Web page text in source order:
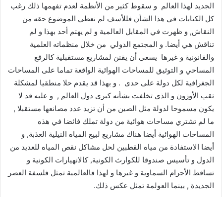
الجديد لهذا العالم و سقوط كثير من الأنظمة لعدم تفهمها ذلك رغب
كل الكتابات في هذا الشأن فللأسف لم نعطي الموضوع حقه من
النقاش, و ظهرت في المقابل العالمية و لم يهتم أحد بهذا و لم
تناقش هي أيضا. و المجتمع الدولي من خلال منظماته العلمية
والقانونية و غيرها يسعى أن يقنن لمشاريع مستقبلية كالرفع
المساحي و التوثيق للمساحات الهوائية الواقعة تماما على المساحات
الجغرافية لكل دولة على حدى . و بهذا قد يقدم حلا منطقيا لمشكلة
ثقب الأوزون و الذي تخلفت بشأنه كبرى دول العالم , و عليه قد لا
يكون مسموحا لدولة مثل الصين من أن تزيد عدد مصانعها مستقبلا ,
ما لم تشتري مساحات هوائية من دولة تملك فائضا في هذه
المساحات الهوائية أيضا هناك مشاريع لبيع المياه النيلية العذبة, و
أيضا الاستفادة من مياه القطبين لحل مشاكل نقص المياه للعديد من
الدول و تأسيس صندوقا للكوارث الكونية, كالانهيارات الكونية و
تساقط الأجرام السماوية و غيرها و لهذا فالعالمية تمثل فلسفة العصر
الجديدة , بينما العولمة تمثل عكس ذلك.